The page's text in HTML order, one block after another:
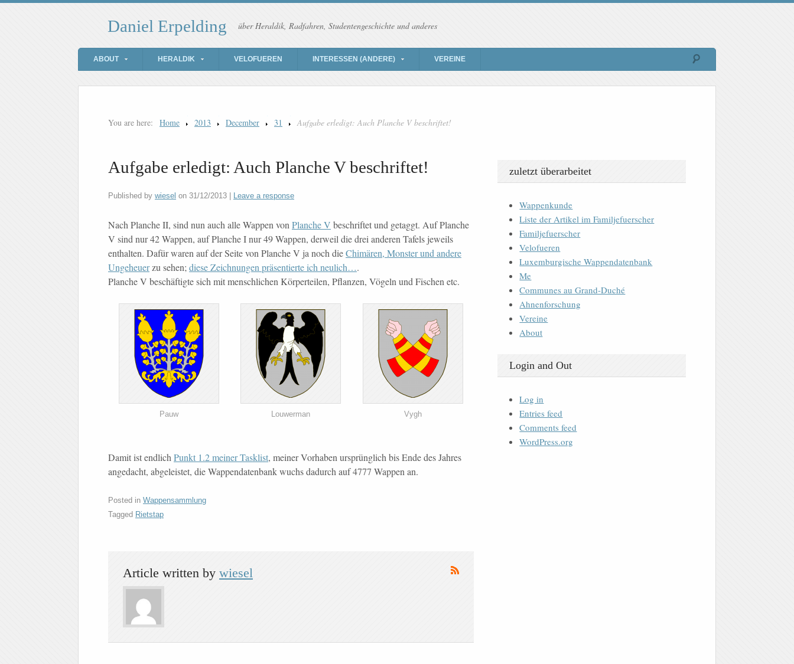
Daniel Erpelding über Heraldik, Radfahren, Studentengeschichte und anderes
ABOUT HERALDIK VELOFUEREN INTERESSEN (ANDERE) VEREINE
You are here: Home 2013 December 31 Aufgabe erledigt: Auch Planche V beschriftet!
Aufgabe erledigt: Auch Planche V beschriftet!
Published by wiesel on 31/12/2013 Leave a response
Nach Planche II, sind nun auch alle Wappen vonPlanche V beschriftet und getaggt. Auf Planche
V sind nur 42 Wappen, auf Planche I nur 49 Wappen, derweil die drei anderen Tafels jeweils
enthalten. Dafür waren auf der Seite von Planche V ja noch dieChimären, Monster und andere
Ungeheuerzu sehen;diese Zeichnungen präsentierte ich neulich….
Planche V beschäftigte sich mit menschlichen Körperteilen, Pflanzen, Vögeln und Fischen etc.
Pauw Louwerman Vygh
Damit ist endlichPunkt 1.2 meiner Tasklist, meiner Vorhaben ursprünglich bis Ende des Jahres
angedacht, abgeleistet, die Wappendatenbank wuchs dadurch auf 4777 Wappen an.
Posted in Wappensammlung
Tagged Rietstap
Article written by wiesel
zuletzt überarbeitet
Wappenkunde
Liste der Artikel im Familjefuerscher
Familjefuerscher
Velofueren
Luxemburgische Wappendatenbank
Me
Communes au Grand-Duché
Ahnenforschung
Vereine
About
Login and Out
Log in
Entries feed
Comments feed
WordPress.org